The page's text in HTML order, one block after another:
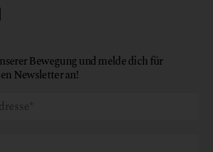
Bewegung und melde dich für
Newsletter an!